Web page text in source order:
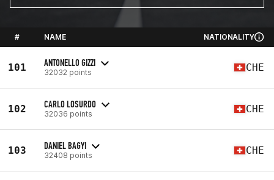
# NAME NATIONALITY
101 ANTONELLO GIZZI
32032 points CHE
102 CARLO LOSURDO
32036 points CHE
103 DANIEL BAGYI
32408 points CHE